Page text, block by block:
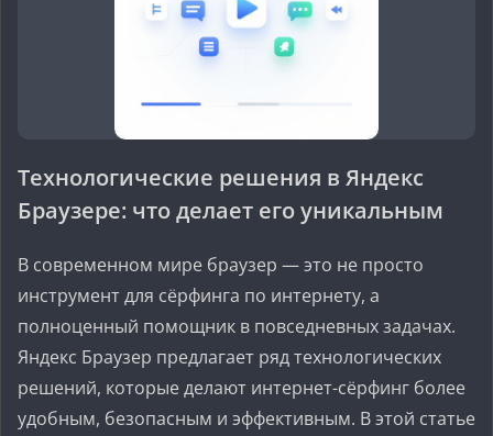
Технологические решения в Яндекс
Браузере: что делает его уникальным
В современном мире браузер — это не просто
инструмент для сёрфинга по интернету, а
полноценный помощник в повседневных задачах.
Яндекс Браузер предлагает ряд технологических
решений, которые делают интернет-сёрфинг более
удобным, безопасным и эффективным. В этой статье